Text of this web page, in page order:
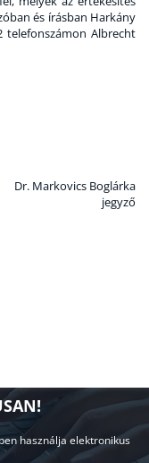
és írásban Harkány
telefonszámon Albrecht
Dr. Markovics Boglárka
jegyző
használja elektronikus